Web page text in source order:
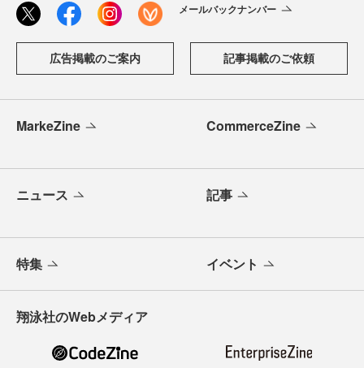
メールバックナンバー
広告掲載のご案内 記事掲載のご依頼
MarkeZine CommerceZine
ニュース 記事
特集 イベント
翔泳社のWebメディア